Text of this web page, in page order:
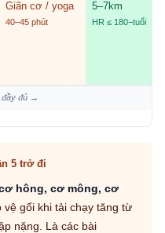
Giãn cơ / yoga
40–45 phút
5–7km
HR ≤ 180−tuổi
đầy đủ →
5 trở đi
hông, cơ mông, cơ
gối khi tải chạy tăng từ
nặng. Là các bài